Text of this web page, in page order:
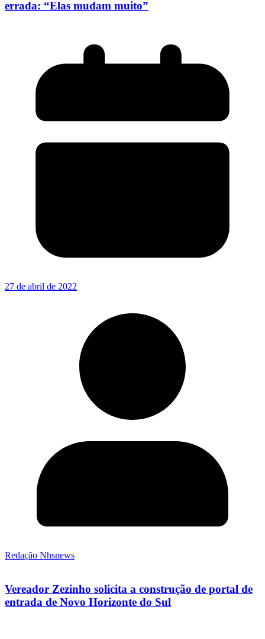
errada: “Elas mudam muito”
27 de abril de 2022
Redação Nhsnews
Vereador Zezinho solicita a construção de portal de
entrada de Novo Horizonte do Sul